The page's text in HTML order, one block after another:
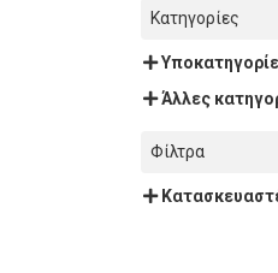
Κατηγορίες
Άλλες
Φίλτρα